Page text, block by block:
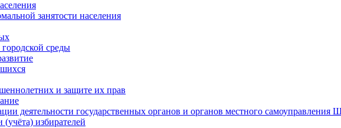
занятости населения
среды
и защите их прав
деятельности государственных органов и органов местного самоуправления
избирателей